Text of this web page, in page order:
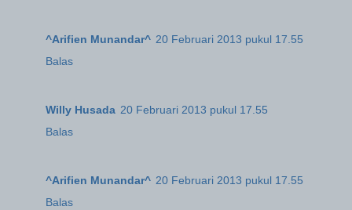
^Arifien Munandar^ 20 Februari 2013 pukul 17.55
Balas
Willy Husada 20 Februari 2013 pukul 17.55
Balas
^Arifien Munandar^ 20 Februari 2013 pukul 17.55
Balas